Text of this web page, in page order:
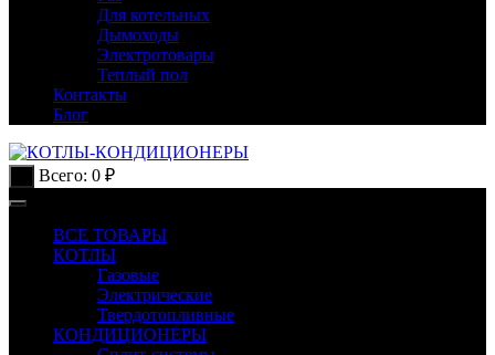
Для котельных
Дымоходы
Электротовары
Теплый пол
Контакты
Блог
Всего: 0 ₽
ВСЕ ТОВАРЫ
КОТЛЫ
Газовые
Электрические
Твердотопливные
КОНДИЦИОНЕРЫ